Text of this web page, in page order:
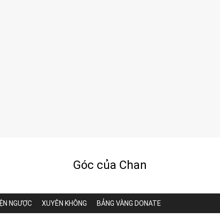
Góc của Chan
NGƯỢC XUYÊN KHÔNG BẢNG VÀNG DONATE